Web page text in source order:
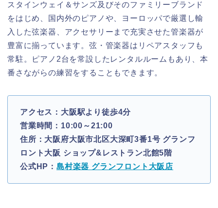
スタインウェイ＆サンズ及びそのファミリーブランド
をはじめ、国内外のピアノや、ヨーロッパで厳選し輸
入した弦楽器、アクセサリーまで充実させた管楽器が
豊富に揃っています。弦・管楽器はリペアスタッフも
常駐。ピアノ2台を常設したレンタルルームもあり、本
番さながらの練習をすることもできます。
アクセス：大阪駅より徒歩4分
営業時間：10:00～21:00
住所：大阪府大阪市北区大深町3番1号 グランフ
ロント大阪 ショップ&レストラン北館5階
公式HP： 島村楽器 グランフロント大阪店